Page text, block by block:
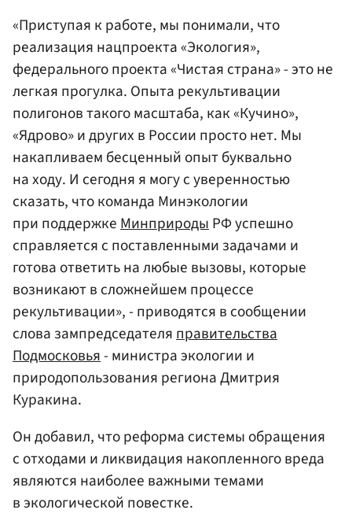
«Приступая к работе, мы понимали, что
реализация нацпроекта «Экология»,
федерального проекта «Чистая страна» - это не
легкая прогулка. Опыта рекультивации
полигонов такого масштаба, как «Кучино»,
«Ядрово» и других в России просто нет. Мы
накапливаем бесценный опыт буквально
на ходу. И сегодня я могу с уверенностью
сказать, что команда Минэкологии
при поддержкеМинприродыРФ успешно
справляется с поставленными задачами и
готова ответить на любые вызовы, которые
возникают в сложнейшем процессе
рекультивации», - приводятся в сообщении
слова зампредседателяправительства
Подмосковья- министра экологии и
природопользования региона Дмитрия
Куракина.
Он добавил, что реформа системы обращения
с отходами и ликвидация накопленного вреда
являются наиболее важными темами
в экологической повестке.